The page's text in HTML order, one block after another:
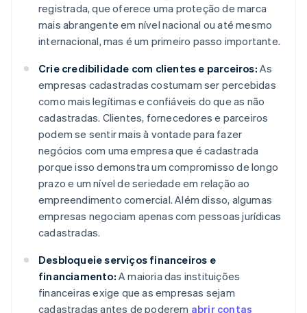
registrada, que oferece uma proteção de marca
mais abrangente em nível nacional ou até mesmo
internacional, mas é um primeiro passo importante.
Crie credibilidade com clientes e parceiros: As
empresas cadastradas costumam ser percebidas
como mais legítimas e confiáveis do que as não
cadastradas. Clientes, fornecedores e parceiros
podem se sentir mais à vontade para fazer
negócios com uma empresa que é cadastrada
porque isso demonstra um compromisso de longo
prazo e um nível de seriedade em relação ao
empreendimento comercial. Além disso, algumas
empresas negociam apenas com pessoas jurídicas
cadastradas.
Desbloqueie serviços financeiros e
financiamento: A maioria das instituições
financeiras exige que as empresas sejam
cadastradas antes de poderem abrir contas